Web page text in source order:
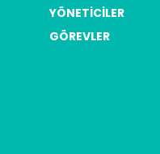
YÖNETICILER
GÖREVLER